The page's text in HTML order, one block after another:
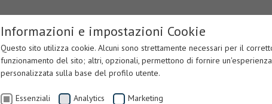
Informazioni e impostazioni Cookie
Questo sito utilizza cookie. Alcuni sono strettamente necessari per il
funzionamento del sito; altri, opzionali, permettono di fornire un'esperienza
personalizzata sulla base del profilo utente.
Essenziali Analytics Marketing